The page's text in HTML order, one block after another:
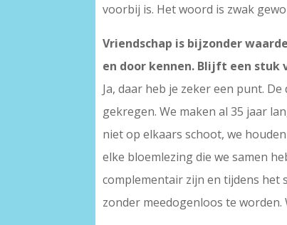
voorbij is. Het woord is zwak
Vriendschap is bijzonder
en door kennen. Blijft een stuk
Ja, daar heb je zeker een punt.
gekregen. We maken al 35 jaar
niet op elkaars schoot, we
elke bloemlezing die we samen
complementair zijn en tijdens het
zonder meedogenloos te